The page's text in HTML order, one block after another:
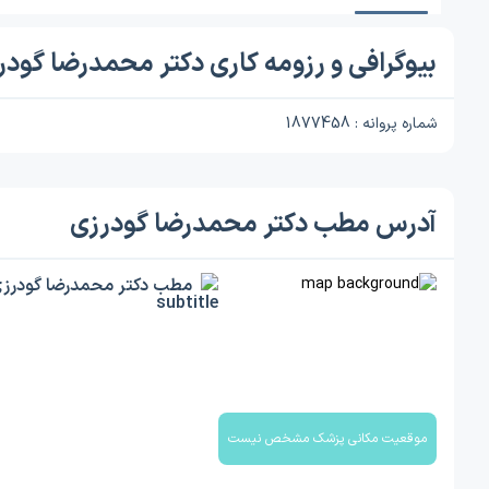
بیوگرافی و رزومه کاری دکتر محمدرضا
شماره پروانه : 1877458
آدرس مطب دکتر محمدرضا گودرزی
موقعیت مکانی پزشک مشخص نیست
مطب دکتر محمدرضا